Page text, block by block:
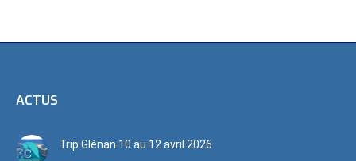
ACTUS
Trip Glénan 10 au 12 avril 2026